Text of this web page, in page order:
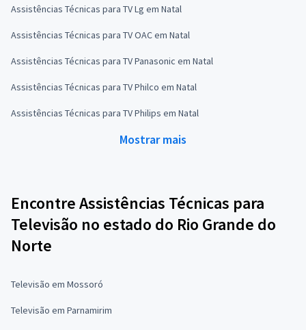
Assistências Técnicas para TV Lg em Natal
Assistências Técnicas para TV OAC em Natal
Assistências Técnicas para TV Panasonic em Natal
Assistências Técnicas para TV Philco em Natal
Assistências Técnicas para TV Philips em Natal
Mostrar mais
Encontre Assistências Técnicas para
Televisão no estado do Rio Grande do
Norte
Televisão em Mossoró
Televisão em Parnamirim